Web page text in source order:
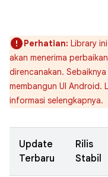
Perhatian: Library
akan menerima
direncanakan.
membangun UI Android.
informasi selengkapnya.
Update
Terbaru
Rilis
Stabil